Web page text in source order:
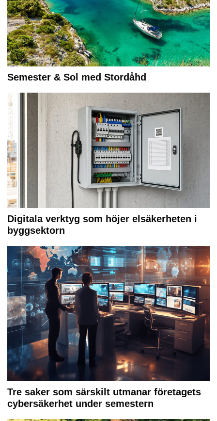
Semester & Sol med Stordåhd
Digitala verktyg som höjer elsäkerheten i
byggsektorn
Tre saker som särskilt utmanar företagets
cybersäkerhet under semestern